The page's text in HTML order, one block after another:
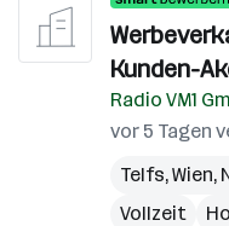
Kunden-
Radio VM1
vor 5 Tagen
Telfs,Wien,
Vollzeit